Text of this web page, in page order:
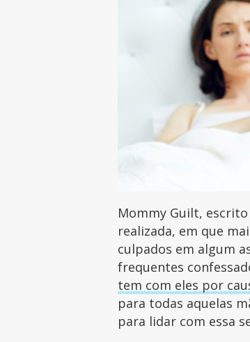
Mommy Guilt,
realizada, em que
culpados em algum
frequentes
tem com eles por
para todas aquelas
para lidar com essa